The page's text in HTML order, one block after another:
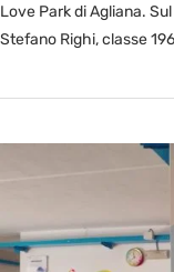
Love Park di Agliana.
Stefano Righi, classe